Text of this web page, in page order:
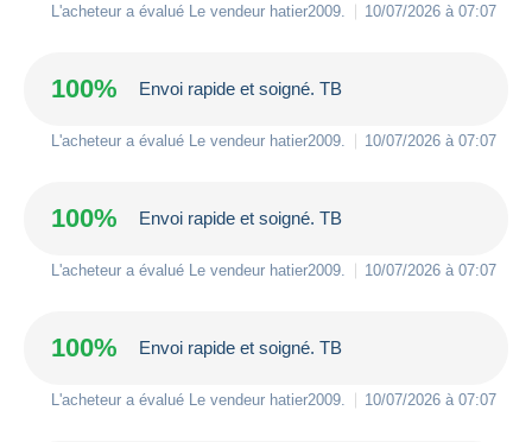
L'acheteur a évalué Le vendeur hatier2009 10/07/2026 à 07:07
100% Envoi rapide et soigné. TB
L'acheteur a évalué Le vendeur hatier2009 10/07/2026 à 07:07
100% Envoi rapide et soigné. TB
L'acheteur a évalué Le vendeur hatier2009 10/07/2026 à 07:07
100% Envoi rapide et soigné. TB
L'acheteur a évalué Le vendeur hatier2009 10/07/2026 à 07:07